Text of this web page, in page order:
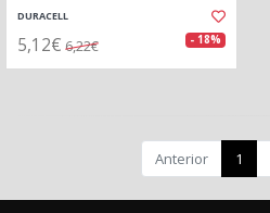
DURACELL
5,12€ 6,22€ - 18%
Anterior 1